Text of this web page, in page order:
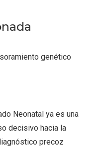
genético
Neonatal ya es una
decisivo hacia la
precoz